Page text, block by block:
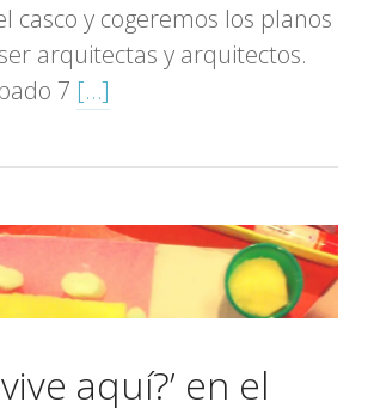
casco y cogeremos los planos
arquitectas y arquitectos.
7 […]
aquí?’ en el